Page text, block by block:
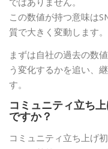
この数値が持つ意味は
質で大きく変動します。
まずは自社の過去の数
う変化するかを追い、
す。
コミュニティ立ち
ですか？
コミュニティ立ち上げ